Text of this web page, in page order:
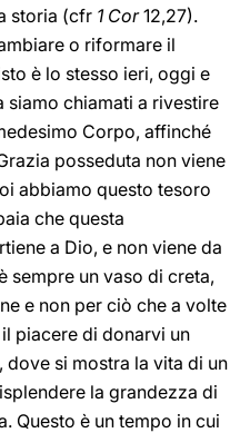
storia (cfr 1 Cor12,27).
o riformare il
è lo stesso ieri, oggi e
siamo chiamati a rivestire
Corpo, affinché
posseduta non viene
abbiamo questo tesoro
che questa
a Dio, e non viene da
sempre un vaso di creta,
e non per ciò che a volte
piacere di donarvi un
si mostra la vita di un
la grandezza di
Questo è un tempo in cui